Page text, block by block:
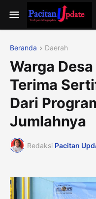
Beranda Daerah
Warga
Terima
Dari
Jumlahnya
Redaksi Pacitan